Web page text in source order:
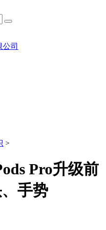
>
Pro升级前
手势